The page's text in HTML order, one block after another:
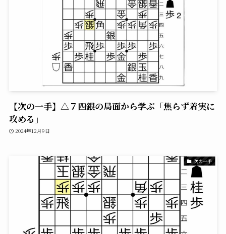
【次の一手】△７四銀の局面から学ぶ「焦らず着実に
攻める」
2024年12月9日
次の一手